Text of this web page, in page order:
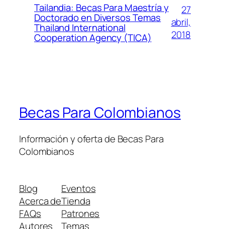
Tailandia: Becas Para Maestría y
Doctorado en Diversos Temas
Thailand International
Cooperation Agency (TICA)
27
abril,
2018
Becas Para Colombianos
Información y oferta de Becas Para
Colombianos
Blog
Acerca de
FAQs
Autores
Eventos
Tienda
Patrones
Temas